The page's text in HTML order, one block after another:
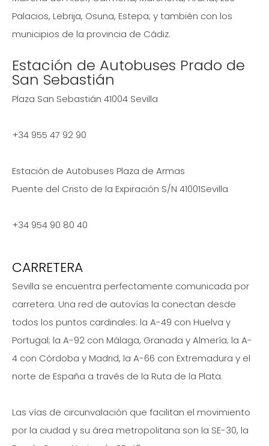
Palacios, Lebrija, Osuna, Estepa; y también con los
municipios de la provincia de Cádiz.
Estación de Autobuses Prado de
San Sebastián
Plaza San Sebastián 41004 Sevilla
+34 955 47 92 90
Estación de Autobuses Plaza de Armas
Puente del Cristo de la Expiración S/N 41001Sevilla
+34 954 90 80 40
CARRETERA
Sevilla se encuentra perfectamente comunicada por
carretera. Una red de autovías la conectan desde
todos los puntos cardinales: la A-49 con Huelva y
Portugal; la A-92 con Málaga, Granada y Almería; la A-
4 con Córdoba y Madrid, la A-66 con Extremadura y el
norte de España a través de la Ruta de la Plata.
Las vías de circunvalación que facilitan el movimiento
por la ciudad y su área metropolitana son la SE-30, la